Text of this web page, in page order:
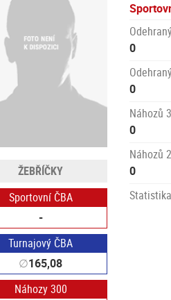
ŽEBŘÍČKY
Sportovní ČBA
-
Turnajový ČBA
∅165,08
Náhozy 300
0
0
Náhozů
0
Náhozů
0